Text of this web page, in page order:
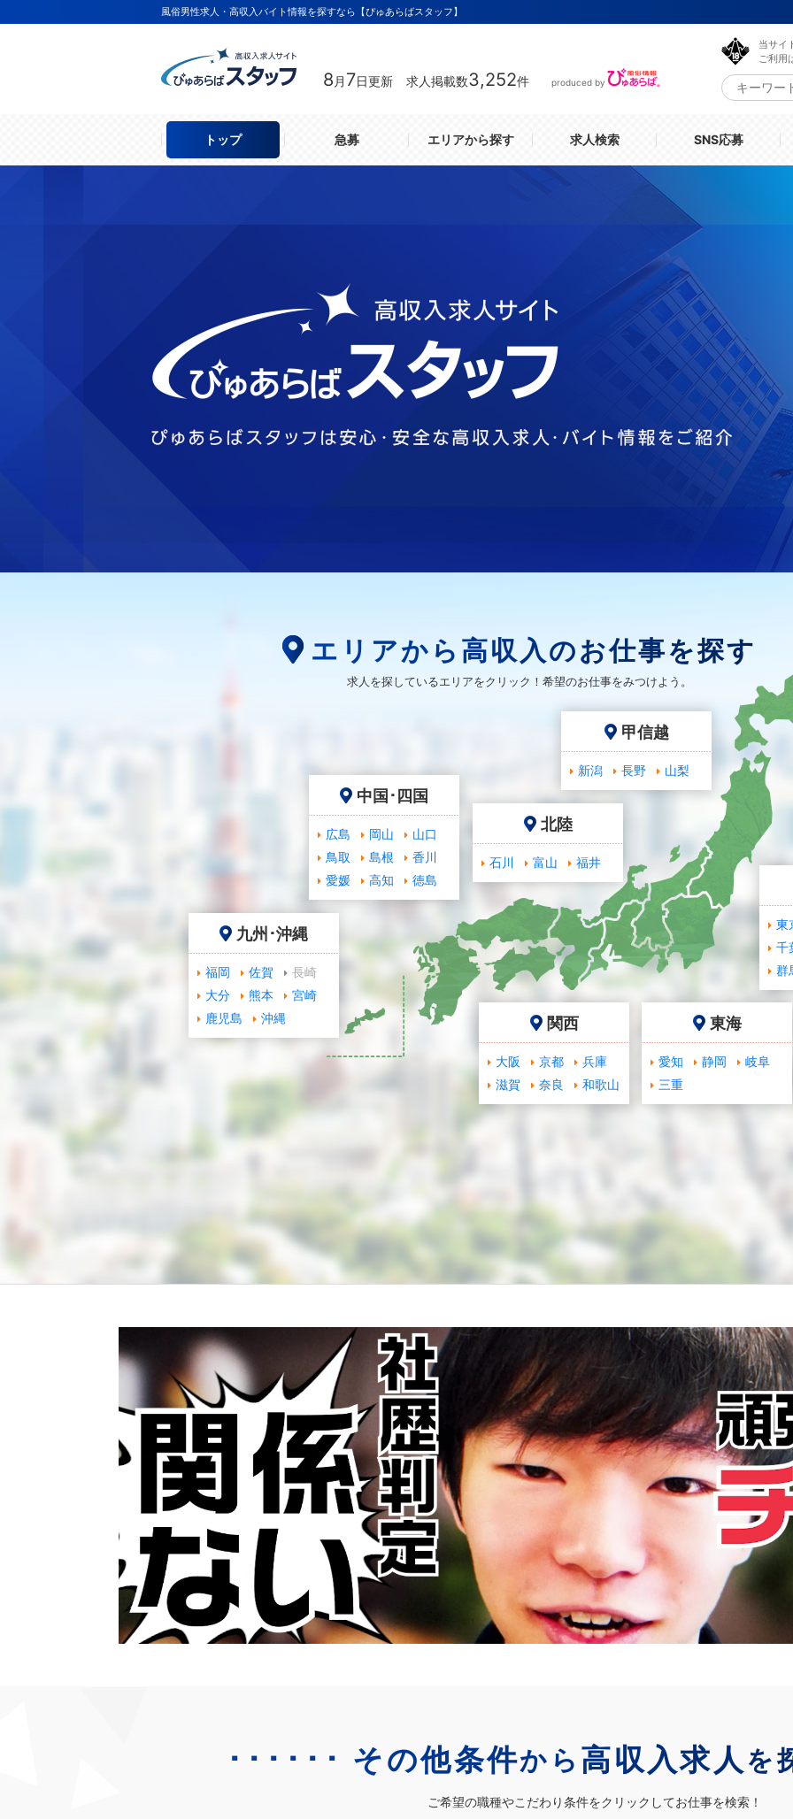
風俗男性求人・高収入バイト情報を探すなら【ぴゅあらばスタッフ】
8 月 7日更新 求人掲載数3,252件 produced by
当サイ
ご利用
トップ 急募 エリアから探す 求人検索 SNS応募
エリアから高収入のお仕事を探す
求人を探しているエリアをクリック！希望のお仕事をみつけよう。
東
千
群
関西
大阪 京都
兵庫
滋賀
奈良 和歌山
北陸
石川 富山 福井
甲信越
新潟 長野 山梨
東海
愛知 静岡
岐阜
三重
中国･四国
広島 岡山
山口
鳥取
島根
香川
愛媛
高知 徳島
九州･沖縄
福岡 佐賀
長崎
大分
熊本
宮崎
鹿児島
沖縄
･･････ その他条件から 高収入求人 を
ご希望の職種やこだわり条件をクリックしてお仕事を検索！